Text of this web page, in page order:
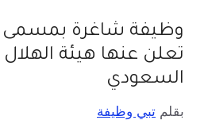
وظيفة شاغرة بمسمى
تعلن عنها هيئة الهلال
السعودي
بقلم تبي وظيفة